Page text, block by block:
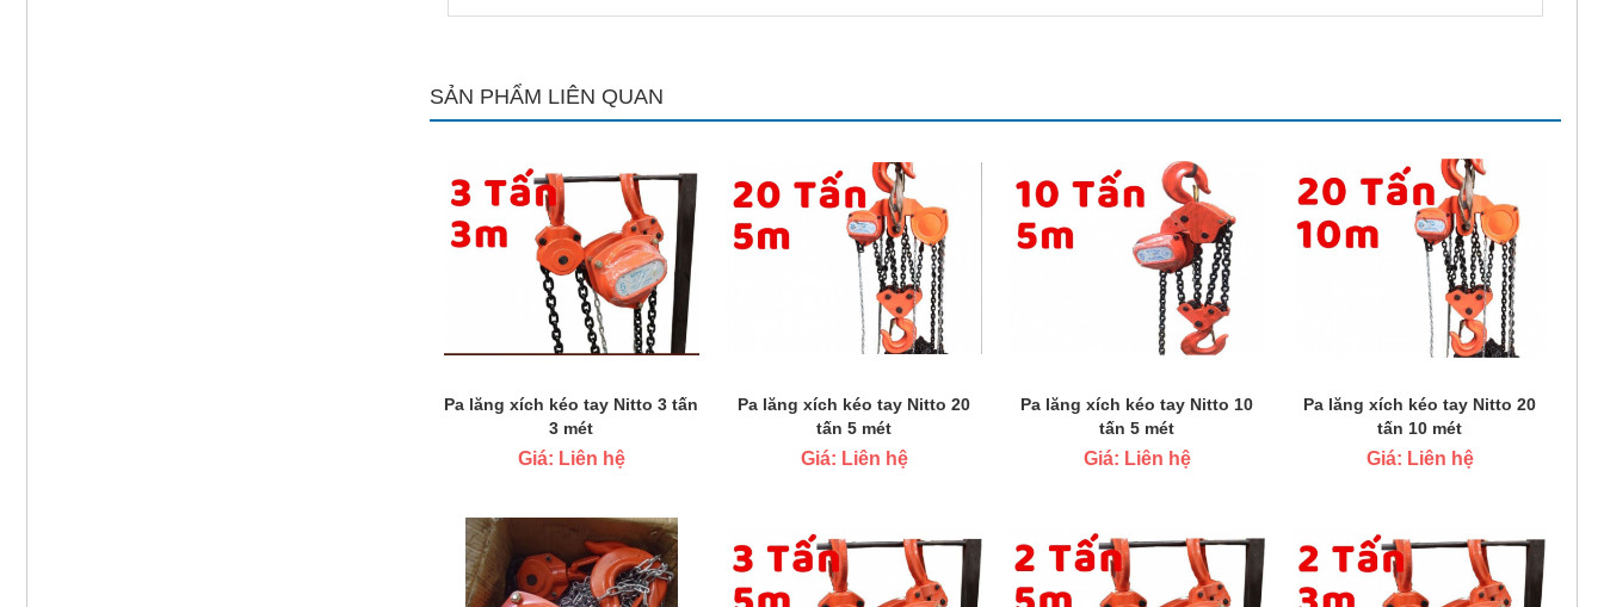
SẢN PHẨM LIÊN QUAN
Pa lăng xích kéo tay Nitto 3 tấn
3 mét
Giá: Liên hệ
Pa lăng xích kéo tay Nitto 20
tấn 5 mét
Giá: Liên hệ
Pa lăng xích kéo tay Nitto 10
tấn 5 mét
Giá: Liên hệ
Pa lăng xích kéo tay Nitto 20
tấn 10 mét
Giá: Liên hệ